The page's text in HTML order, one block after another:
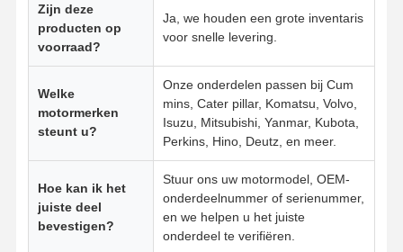
Role
Ons
Praten.
MITSUBISHI-Graafwerktuig Engine Parts
De Motoronderdelen van Caterpillar
Onderdelen voor Kubota-motoren
Cummins motoronderdelen
Zijn deze
producten op
voorraad?
Ja, we houden een grote inventaris
voor snelle levering.
Welke
motormerken
steunt u?
Onze onderdelen passen bij Cum
mins, Cater pillar, Komatsu, Volvo,
Isuzu, Mitsubishi, Yanmar, Kubota,
Perkins, Hino, Deutz, en meer.
Hoe kan ik het
juiste deel
bevestigen?
Stuur ons uw motormodel, OEM-
onderdeelnummer of serienummer,
en we helpen u het juiste
onderdeel te verifiëren.